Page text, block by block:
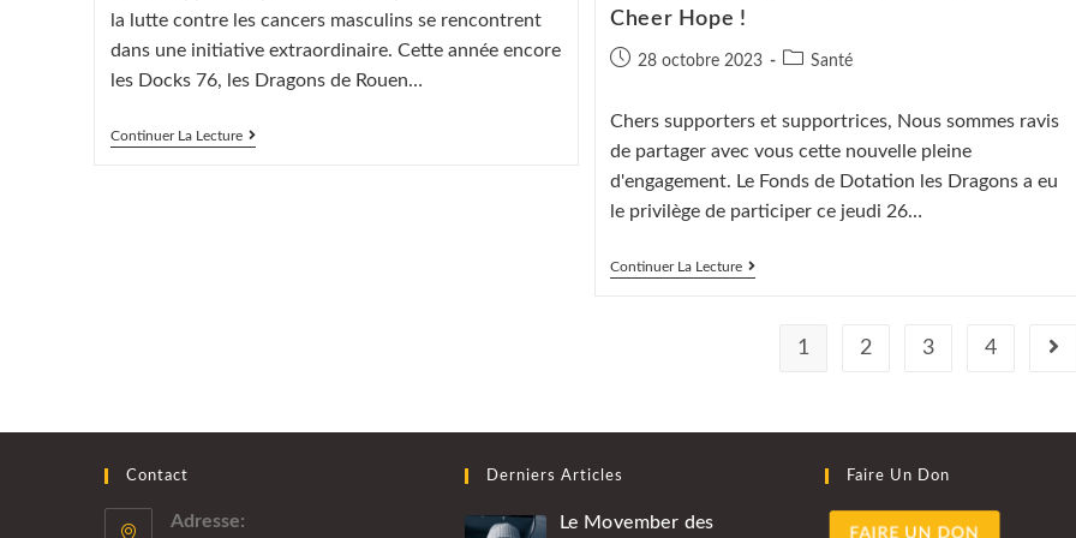
la lutte contre les cancers masculins se rencontrent
dans une initiative extraordinaire. Cette année encore
les Docks 76, les Dragons de Rouen…
Continuer La LectureUn
Cheer Hope !
Publication
28 octobre 2023
PostSanté
Chers supporters et supportrices, Nous sommes ravis
de partager avec vous cette nouvelle pleine
d'engagement. Le Fonds de Dotation les Dragons a eu
le privilège de participer ce jeudi 26…
Continuer La LectureLe
1 2 3 4
Contact
Adresse:
Derniers Articles
Le Movember des
Faire Un Don